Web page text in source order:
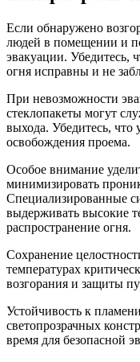
Если обнаружено
людей в помещении и
эвакуации. Убедитесь,
огня исправны и не
При невозможности
стеклопакеты могут
выхода. Убедитесь, что
освобождения проема.
Особое внимание
минимизировать
Специализированные
выдерживать высокие
распространение огня.
Сохранение
температурах
возгорания и защиты
Устойчивость к
светопрозрачных
время для безопасной